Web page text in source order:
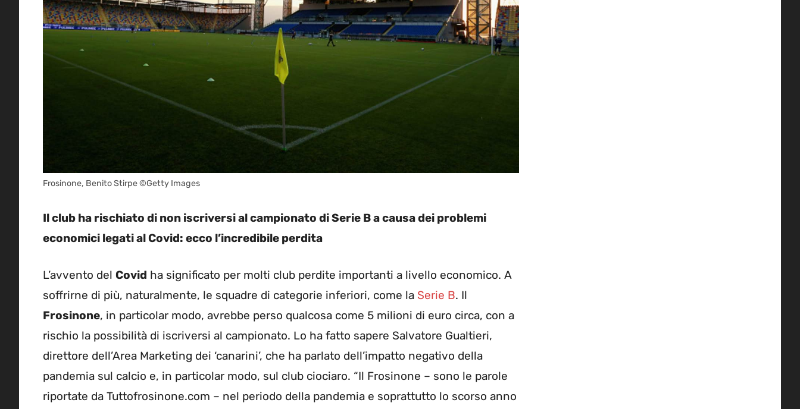
Frosinone, Benito Stirpe ©Getty Images
Il club ha rischiato di non iscriversi al campionato di Serie B a causa dei problemi
economici legati al Covid: ecco l’incredibile perdita
L’avvento del Covid ha significato per molti club perdite importanti a livello economico. A
soffrirne di più, naturalmente, le squadre di categorie inferiori, come la Serie B. Il
Frosinone, in particolar modo, avrebbe perso qualcosa come 5 milioni di euro circa, con a
rischio la possibilità di iscriversi al campionato. Lo ha fatto sapere Salvatore Gualtieri,
direttore dell’Area Marketing dei ‘canarini’, che ha parlato dell’impatto negativo della
pandemia sul calcio e, in particolar modo, sul club ciociaro. “Il Frosinone – sono le parole
riportate da Tuttofrosinone.com – nel periodo della pandemia e soprattutto lo scorso anno